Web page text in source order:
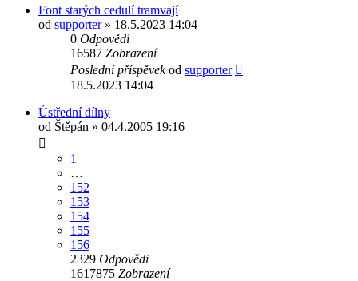
Font starých cedulí tramvají
od supporter» 18.5.2023 14:04
0 Odpovědi
16587 Zobrazení
Poslední příspěvekod supporter
18.5.2023 14:04
Ústřední dílny
od Štěpán » 04.4.2005 19:16
1
…
152
153
154
155
156
2329 Odpovědi
1617875 Zobrazení